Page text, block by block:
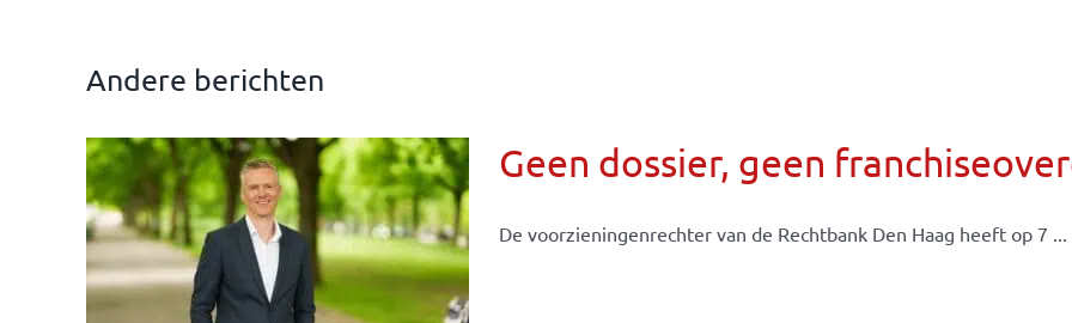
Andere berichten
Geen dossier, geen
De voorzieningenrechter van de Rechtbank Den Haag heeft op 7 ...